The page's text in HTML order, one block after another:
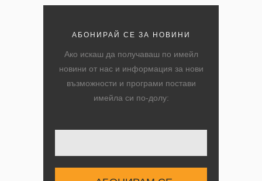
АБОНИРАЙ СЕ ЗА НОВИНИ
Ако искаш да получаваш по имейл
новини от нас и информация за нови
възможности и програми постави
имейла си по-долу: